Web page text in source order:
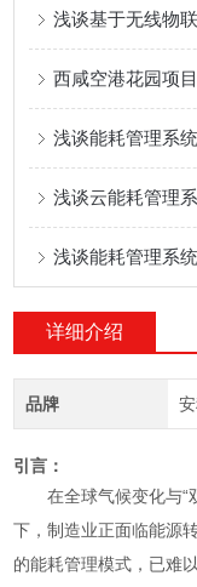
浅谈基于无线物
西咸空港花园项
浅谈能耗管理系
浅谈能耗管理系
详细介绍
品牌
引言：
在全球气候变化与“
下，制造业正面临能源
的能耗管理模式，已难